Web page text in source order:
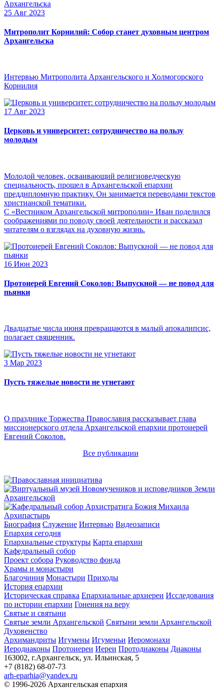
25 Авг 2023
Митрополит Корнилий: Собор станет духовным центром
Архангельска
Интервью Митрополита Архангельского и Холмогорского
Корнилия
17 Авг 2023
Церковь и университет: сотрудничество на пользу
молодым
Молодой человек, осваивающий религиоведческую
специальность, прошел в Архангельской епархии
преддипломную практику. Он занимается переводами текстов
христианской тематики.
С «Вестником Архангельской митрополии» Иван поделился
соображениями по поводу своей деятельности и рассказал
читателям о взглядах на духовную жизнь.
16 Июн 2023
Протоиерей Евгений Соколов: Выпускной — не повод для
пьянки
Двадцатые числа июня превращаются в малый апокалипсис,
полагает священник.
3 Мар 2023
Пусть тяжелые новости не угнетают
О празднике Торжества Православия рассказывает глава
миссионерского отдела Архангельской епархии протоиерей
Евгений Соколов.
Все публикации
Архипастырь
Биография Служение Интервью Видеозаписи
Епархия сегодня
Епархиальные структуры Карта епархии
Кафедральный собор
Проект собора Руководство фонда
Храмы и монастыри
Благочиния Монастыри Приходы
История епархии
Историческая справка Епархиальные архиереи Исследования
по истории епархии Гонения на веру
Святые и святыни
Святые земли Архангельской Святыни земли Архангельской
Духовенство
Архимандриты Игумены Игуменьи Иеромонахи
Иеродиаконы Протоиереи Иереи Протодиаконы Диаконы
163002, г.Архангельск, ул. Ильинская, 5
+7 (8182) 68-07-73
arh-eparhia@yandex.ru
© 1996-2026 Архангельская епархия